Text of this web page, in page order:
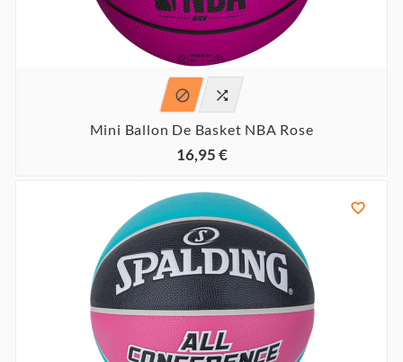
 
Mini Ballon De Basket NBA Rose
16,95 €
